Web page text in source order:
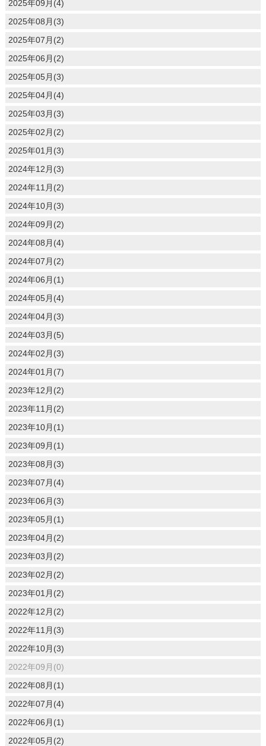
2025年09月(4)
2025年08月(3)
2025年07月(2)
2025年06月(2)
2025年05月(3)
2025年04月(4)
2025年03月(3)
2025年02月(2)
2025年01月(3)
2024年12月(3)
2024年11月(2)
2024年10月(3)
2024年09月(2)
2024年08月(4)
2024年07月(2)
2024年06月(1)
2024年05月(4)
2024年04月(3)
2024年03月(5)
2024年02月(3)
2024年01月(7)
2023年12月(2)
2023年11月(2)
2023年10月(1)
2023年09月(1)
2023年08月(3)
2023年07月(4)
2023年06月(3)
2023年05月(1)
2023年04月(2)
2023年03月(2)
2023年02月(2)
2023年01月(2)
2022年12月(2)
2022年11月(3)
2022年10月(3)
2022年09月(0)
2022年08月(1)
2022年07月(4)
2022年06月(1)
2022年05月(2)